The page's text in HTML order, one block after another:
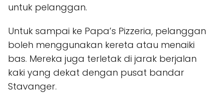
untuk pelanggan.
Untuk sampai ke Papa’s Pizzeria, pelanggan
boleh menggunakan kereta atau menaiki
bas. Mereka juga terletak di jarak berjalan
kaki yang dekat dengan pusat bandar
Stavanger.